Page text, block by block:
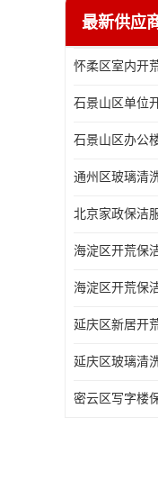
最新供应